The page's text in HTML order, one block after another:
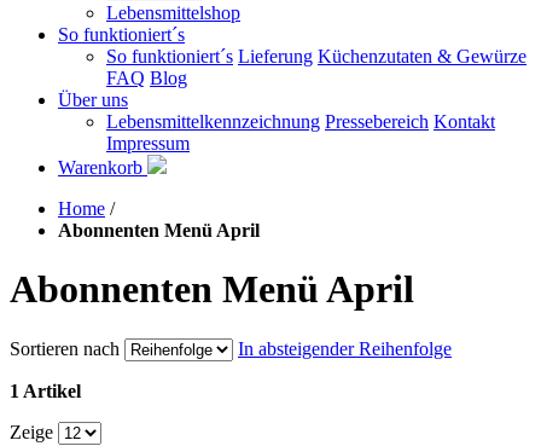
Lebensmittelshop
So funktioniert´s
So funktioniert´s Lieferung Küchenzutaten & Gewürze
FAQ Blog
Über uns
Lebensmittelkennzeichnung Pressebereich Kontakt
Impressum
Warenkorb
Home /
Abonnenten Menü April
Abonnenten Menü April
Sortieren nach In absteigender Reihenfolge
1 Artikel
Zeige